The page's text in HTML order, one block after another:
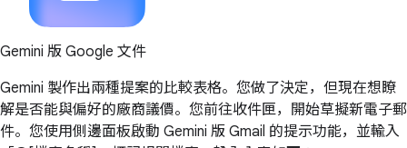
Gemini 版 Google 文件
Gemini 製作出兩種提案的比較表格。您做了決定，但現在想瞭
解是否能與偏好的廠商議價。您前往收件匣，開始草擬新電子郵
件。您使用側邊面板啟動 Gemini 版 Gmail 的提示功能，並輸入